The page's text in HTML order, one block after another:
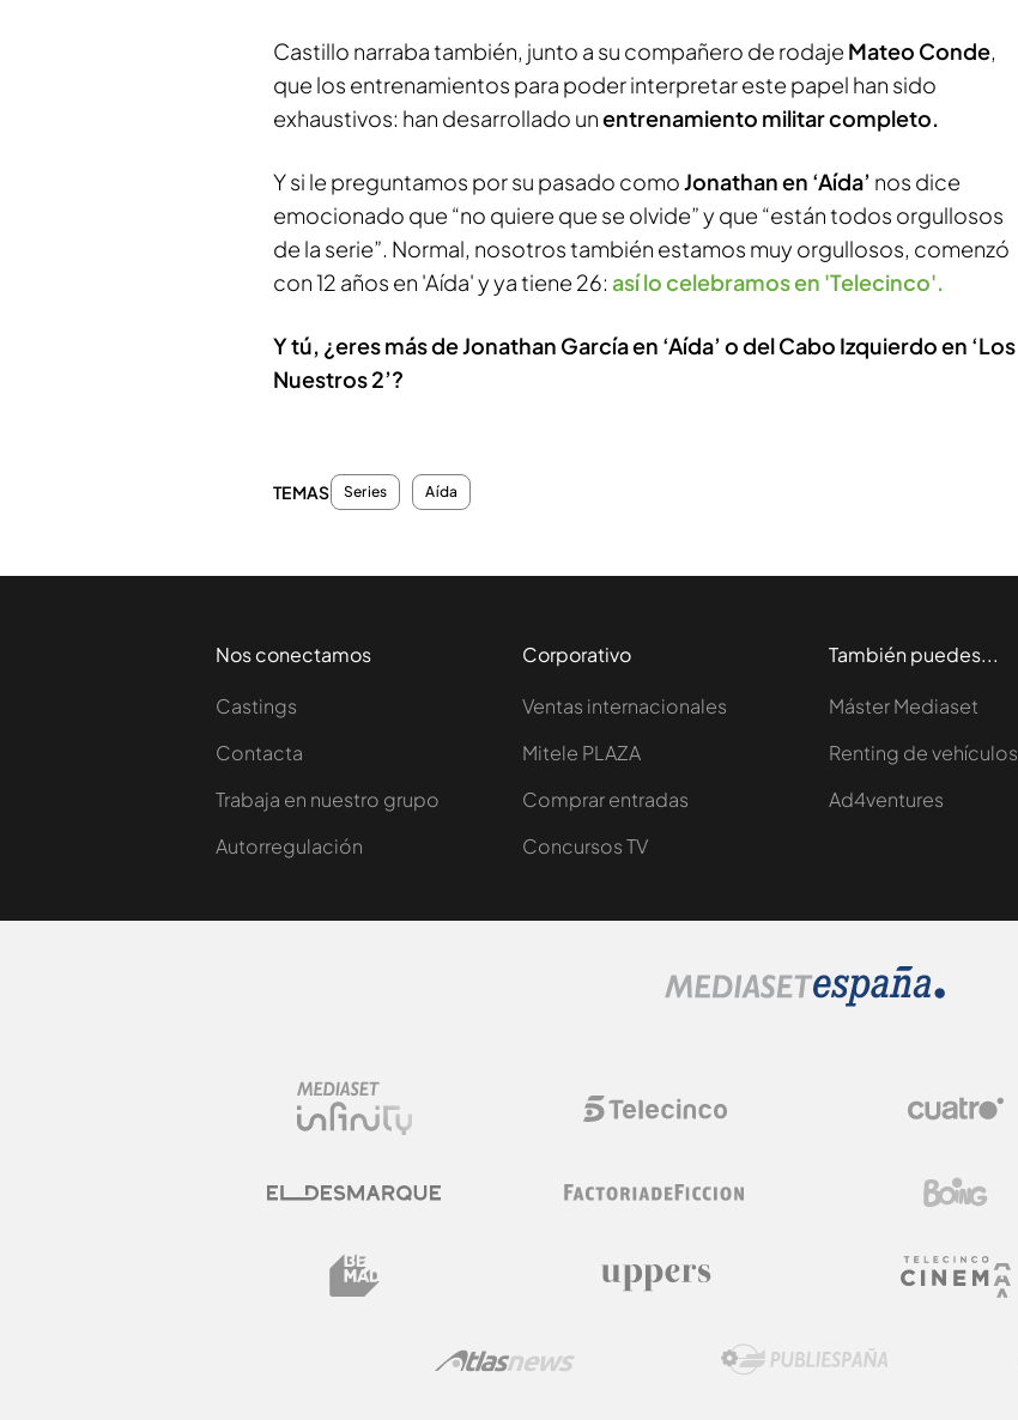
Castillo narraba también, junto a su compañero de rodaje Mateo Conde,
que los entrenamientos para poder interpretar este papel han sido
exhaustivos: han desarrollado unentrenamiento militar completo.
Y si le preguntamos por su pasado comoJonathan en ‘Aída’ nos dice
emocionado que “no quiere que se olvide” y que “están todos orgullosos
de la serie”. Normal, nosotros también estamos muy orgullosos, comenzó
con 12 años en 'Aída' y ya tiene 26: así lo celebramos en 'Telecinco'.
Y tú, ¿eres más de Jonathan García en ‘Aída’ o del Cabo Izquierdo en ‘Los
Nuestros 2’?
TEMAS Series Aída
Nos conectamos
Castings
Contacta
Trabaja en nuestro grupo
Autorregulación
Corporativo
Ventas internacionales
Mitele PLAZA
Comprar entradas
Concursos TV
También puedes...
Máster Mediaset
Renting de vehículos
Ad4ventures